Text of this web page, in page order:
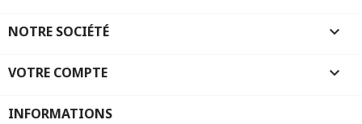
NOTRE SOCIÉTÉ 
VOTRE COMPTE 
INFORMATIONS